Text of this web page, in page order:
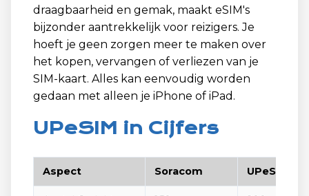
draagbaarheid en gemak, maakt eSIM's
bijzonder aantrekkelijk voor reizigers. Je
hoeft je geen zorgen meer te maken over
het kopen, vervangen of verliezen van je
SIM-kaart. Alles kan eenvoudig worden
gedaan met alleen je iPhone of iPad.
UPeSIM in Cijfers
Aspect Soracom UPeSIM